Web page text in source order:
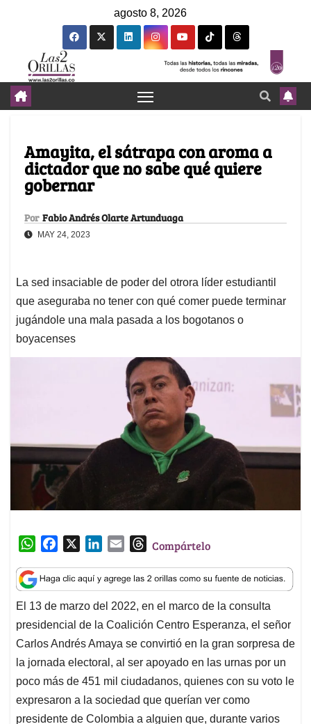
agosto 8, 2026
Amayita, el sátrapa con aroma a
dictador que no sabe qué quiere
gobernar
Por Fabio Andrés Olarte Artunduaga
MAY 24, 2023
La sed insaciable de poder del otrora líder estudiantil
que aseguraba no tener con qué comer puede terminar
jugándole una mala pasada a los bogotanos o
boyacenses
W
a
t
s
A
p
p
c
e
b
o
o
k
n
k
e
d
I
n
a
i
l
T
r
e
a
d
s
Compártelo
El 13 de marzo del 2022, en el marco de la consulta
presidencial de la Coalición Centro Esperanza, el señor
Carlos Andrés Amaya se convirtió en la gran sorpresa de
la jornada electoral, al ser apoyado en las urnas por un
poco más de 451 mil ciudadanos, quienes con su voto le
expresaron a la sociedad que querían ver como
presidente de Colombia a alguien que, durante varios